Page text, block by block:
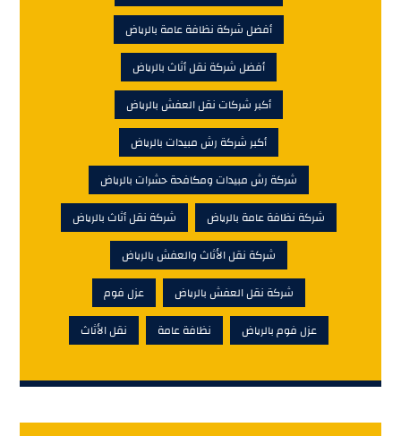
أفضل شركة نظافة عامة بالرياض
أفضل شركة نقل أثاث بالرياض
أكبر شركات نقل العفش بالرياض
أكبر شركة رش مبيدات بالرياض
شركة رش مبيدات ومكافحة حشرات بالرياض
شركة نظافة عامة بالرياض
شركة نقل أثاث بالرياض
شركة نقل الأثاث والعفش بالرياض
شركة نقل العفش بالرياض
عزل فوم
عزل فوم بالرياض
نظافة عامة نقل الأثاث